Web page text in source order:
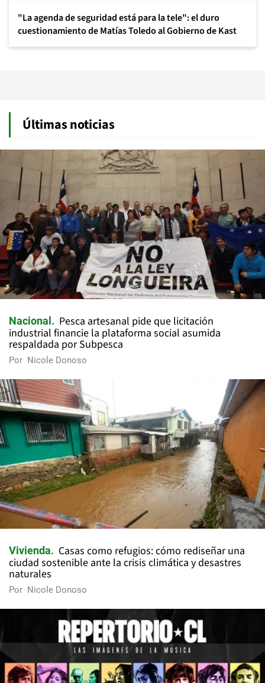
"La agenda de seguridad está para la tele": el duro
cuestionamiento de Matías Toledo al Gobierno de Kast
Últimas noticias
Nacional
Pesca artesanal pide que licitación
industrial financie la plataforma social asumida
respaldada por Subpesca
Por Nicole Donoso
Vivienda
Casas como refugios: cómo rediseñar una
ciudad sostenible ante la crisis climática y desastres
naturales
Por Nicole Donoso